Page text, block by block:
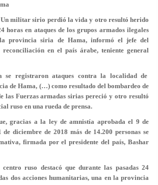
militar sirio perdió la vida y otro resultó herido
horas en ataques de los grupos armados ilegales
provincia siria de Hama, informó el jefe del
en el país árabe, teniente general
se registraron ataques contra la localidad de
de Hama, (…) como resultado del bombardeo de
las Fuerzas armadas sirias pereció y otro resultó
ruso en una rueda de prensa.
gracias a la ley de amnistía aprobada el 9 de
diciembre de 2018 más de 14.200 personas se
firmada por el presidente del país, Bashar
ruso destacó que durante las pasadas 24
dos acciones humanitarias, una en la provincia